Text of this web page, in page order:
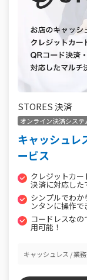
STORES 決済
オンライン決済システ
キャッシュレ
ービス
クレジットカ
決済に対応した
シンプルでわ
ンタンに操作で
コードレスな
用可能！
キャッシュレス 業